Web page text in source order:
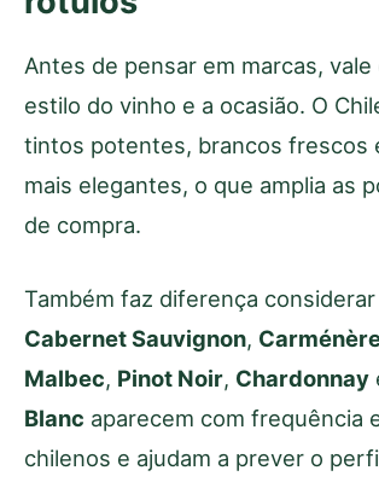
Antes de pensar em marcas,
estilo do vinho e a ocasião. O
tintos potentes, brancos frescos
mais elegantes, o que amplia as
de compra.
Também faz diferença considerar
Cabernet Sauvignon,
Malbec, Pinot Noir, Chardonnay
Blanc aparecem com frequência
chilenos e ajudam a prever o